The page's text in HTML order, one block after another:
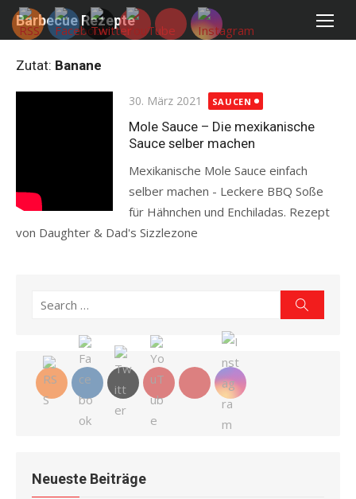
Skip
Barbecue Rezepte
Zutat: Banane
Posted
on
30. März 2021 SAUCEN
Mole Sauce – Die mexikanische
Sauce selber machen
Mexikanische Mole Sauce einfach
selber machen - Leckere BBQ Soße
für Hähnchen und Enchiladas. Rezept
von Daughter & Dad's Sizzlezone
Search
Neueste Beiträge